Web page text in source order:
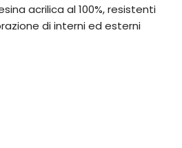
acrilica al 100%, resistenti
di interni ed esterni